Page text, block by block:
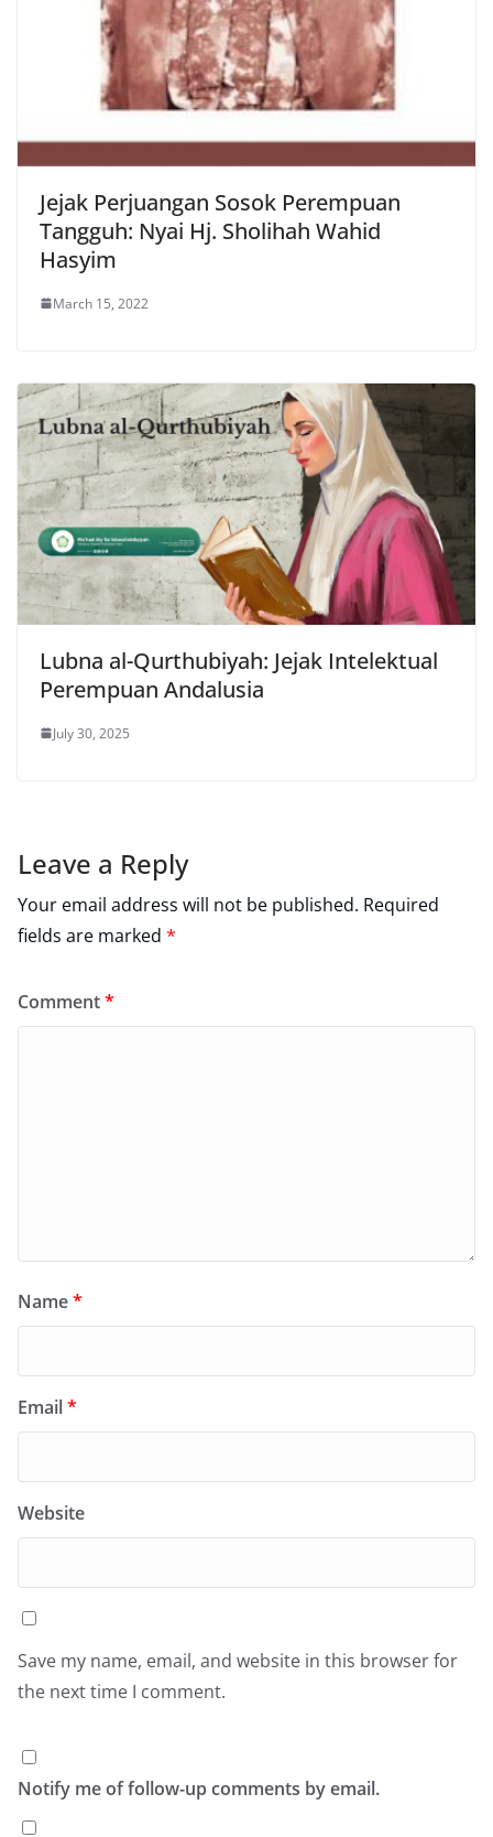
Jejak Perjuangan Sosok Perempuan
Tangguh: Nyai Hj. Sholihah Wahid
Hasyim
March 15, 2022
Lubna al-Qurthubiyah: Jejak Intelektual
Perempuan Andalusia
July 30, 2025
Leave a Reply
Your email address will not be published. Required
fields are marked *
Comment*
Name*
Email*
Website
Save my name, email, and website in this browser for
the next time I comment.
Notify me of follow-up comments by email.